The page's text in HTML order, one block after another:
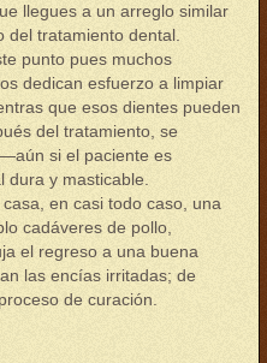
llegues a un arreglo similar
del tratamiento dental.
punto pues muchos
dedican esfuerzo a limpiar
que esos dientes pueden
del tratamiento, se
si el paciente es
y masticable.
en casi todo caso, una
cadáveres de pollo,
el regreso a una buena
las encías irritadas; de
de curación.